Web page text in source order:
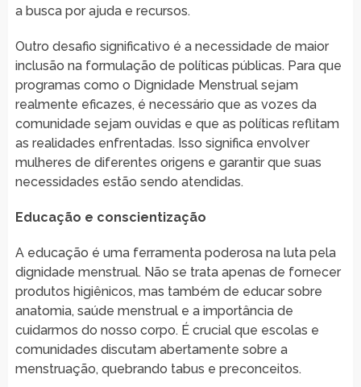
a busca por ajuda e recursos.
Outro desafio significativo é a necessidade de maior
inclusão na formulação de políticas públicas. Para que
programas como o Dignidade Menstrual sejam
realmente eficazes, é necessário que as vozes da
comunidade sejam ouvidas e que as políticas reflitam
as realidades enfrentadas. Isso significa envolver
mulheres de diferentes origens e garantir que suas
necessidades estão sendo atendidas.
Educação e conscientização
A educação é uma ferramenta poderosa na luta pela
dignidade menstrual. Não se trata apenas de fornecer
produtos higiênicos, mas também de educar sobre
anatomia, saúde menstrual e a importância de
cuidarmos do nosso corpo. É crucial que escolas e
comunidades discutam abertamente sobre a
menstruação, quebrando tabus e preconceitos.